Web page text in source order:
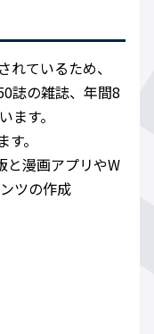
ているため、
誌の雑誌、年間8
す。
。
と漫画アプリやW
ツの作成